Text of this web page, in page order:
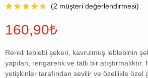
(2 müşteri değerlendirmesi)
160,90₺
Renkli leblebi şekeri, kavrulmuş leblebinin
yapılan, rengarenk ve tatlı bir
yetişkinler tarafından sevilir ve özellikle özel